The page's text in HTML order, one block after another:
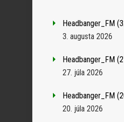
Headbanger_FM
3. augusta 2026
Headbanger_FM
27. júla 2026
Headbanger_FM
20. júla 2026